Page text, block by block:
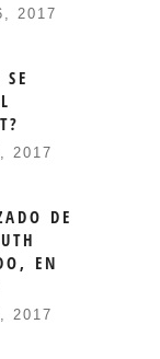
2017
2017
DE
EN
2017